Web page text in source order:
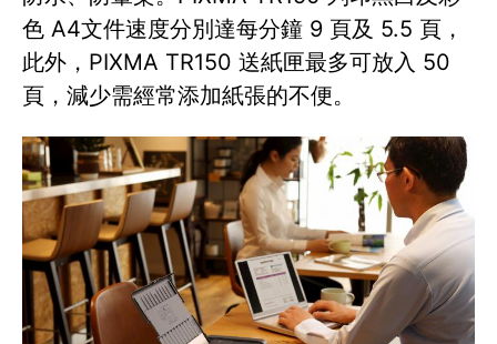
色 A4文件速度分別達每分鐘 9 頁及 5.5 頁，
此外，PIXMA TR150 送紙匣最多可放入 50
頁，減少需經常添加紙張的不便。